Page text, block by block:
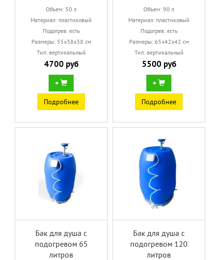
Объем: 50 л
Материал: пластиковый
Подогрев: есть
Размеры: 55х38х38 см
Тип: вертикальный
4700 руб
+
Подробнее
Объем: 90 л
Материал: пластиковый
Подогрев: есть
Размеры: 65х42х42 см
Тип: вертикальный
5500 руб
+
Подробнее
Бак для душа с
подогревом 65
литров
Бак для душа с
подогревом 120
литров